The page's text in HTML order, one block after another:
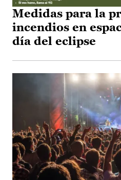
Medidas para la
incendios en
día del eclipse